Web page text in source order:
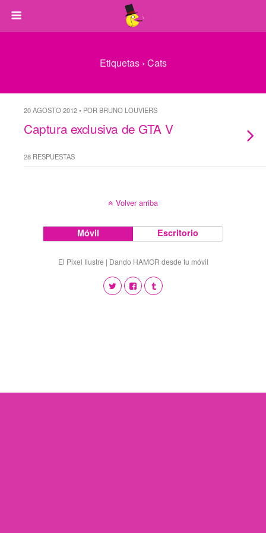
Etiquetas › Cats
20 AGOSTO 2012 • POR BRUNO LOUVIERS
Captura exclusiva de GTA V
28 RESPUESTAS
Volver arriba
Móvil Escritorio
El Pixel Ilustre | Dando HAMOR desde tu móvil